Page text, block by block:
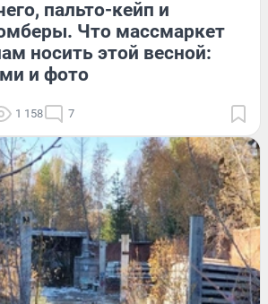
пальто-кейп и
Что массмаркет
носить этой весной:
и фото
1 158 7